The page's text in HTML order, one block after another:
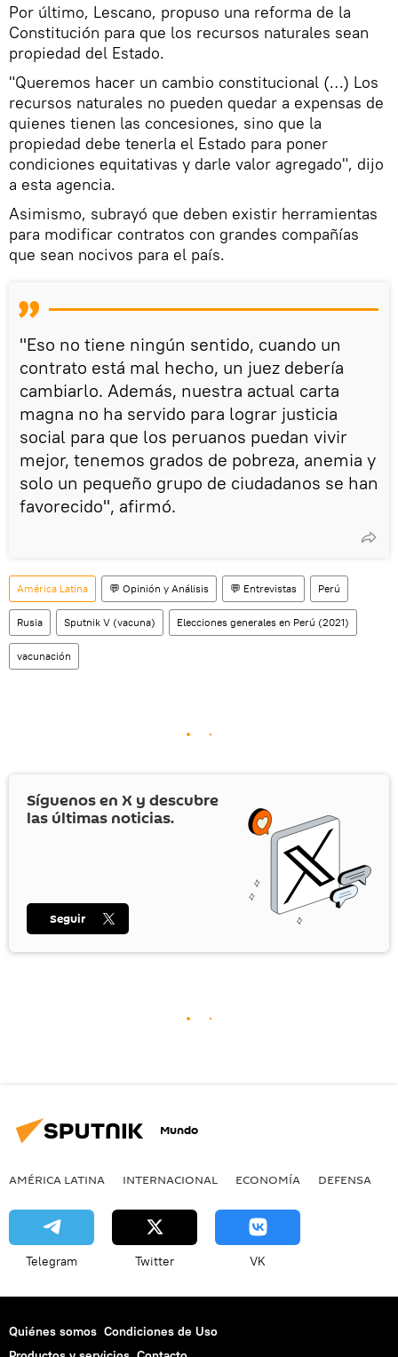
Por último, Lescano, propuso una reforma de la
Constitución para que los recursos naturales sean
propiedad del Estado.
"Queremos hacer un cambio constitucional (…) Los
recursos naturales no pueden quedar a expensas de
quienes tienen las concesiones, sino que la
propiedad debe tenerla el Estado para poner
condiciones equitativas y darle valor agregado", dijo
a esta agencia.
Asimismo, subrayó que deben existir herramientas
para modificar contratos con grandes compañías
que sean nocivos para el país.
"Eso no tiene ningún sentido, cuando un
contrato está mal hecho, un juez debería
cambiarlo. Además, nuestra actual carta
magna no ha servido para lograr justicia
social para que los peruanos puedan vivir
mejor, tenemos grados de pobreza, anemia y
solo un pequeño grupo de ciudadanos se han
favorecido", afirmó.
América Latina 💬 Opinión y Análisis 💬 Entrevistas Perú
Rusia Sputnik V (vacuna) Elecciones generales en Perú (2021)
vacunación
Síguenos en X y descubre
las últimas noticias.
Seguir
Mundo
AMÉRICA LATINA INTERNACIONAL ECONOMÍA DEFENSA
Telegram Twitter VK
Quiénes somos Condiciones de Uso